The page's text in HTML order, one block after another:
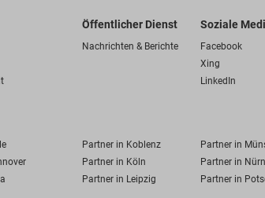
Öffentlicher Dienst
Nachrichten & Berichte
Soziale
Facebook
Xing
LinkedIn
Partner in Koblenz
Partner in
Partner in Köln
Partner in
Partner in Leipzig Partner in